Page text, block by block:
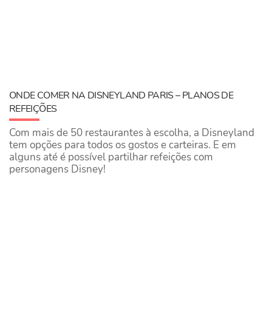
ONDE COMER NA DISNEYLAND PARIS – PLANOS DE
REFEIÇÕES
Com mais de 50 restaurantes à escolha, a Disneyland
tem opções para todos os gostos e carteiras. E em
alguns até é possível partilhar refeições com
personagens Disney!